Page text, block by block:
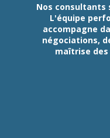
Nos consultants
L'équipe
accompagne
négociations,
maîtrise